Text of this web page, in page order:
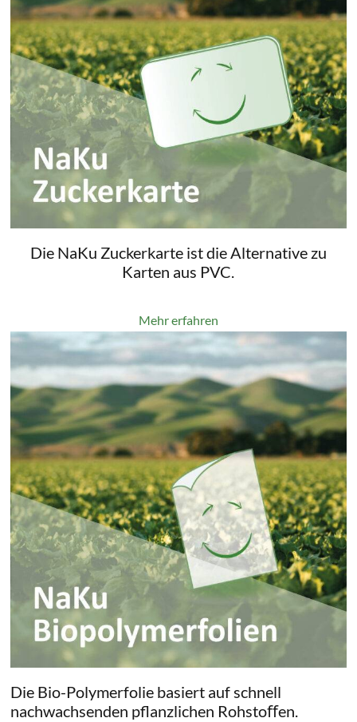
Die NaKu Zuckerkarte ist die Alternative zu
Karten aus PVC.
Mehr erfahren
Die Bio-Polymerfolie basiert auf schnell
nachwachsenden pflanzlichen Rohstoﬀen.